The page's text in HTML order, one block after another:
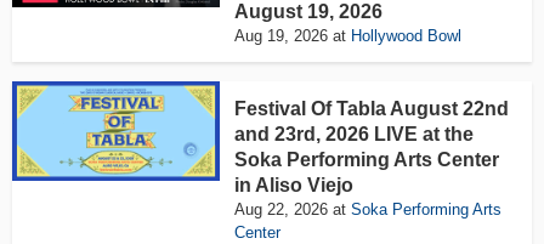
August 19, 2026
Aug 19, 2026 at Hollywood Bowl
Festival Of Tabla August 22nd
and 23rd, 2026 LIVE at the
Soka Performing Arts Center
in Aliso Viejo
Aug 22, 2026 atSoka Performing Arts
Center